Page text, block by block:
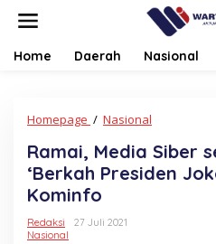
Home Daerah Nasional
Homepage / Nasional
Siber
se-
Indonesia
Ramai, Media Siber
‘Berkah Presiden
Kominfo
Redaksi
27 Juli 2021
Nasional